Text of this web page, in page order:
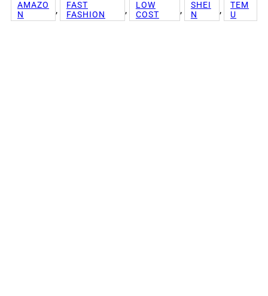
AMAZO
N
,
FAST
FASHION
,
LOW
COST
,
SHEI
N
,
TEM
U